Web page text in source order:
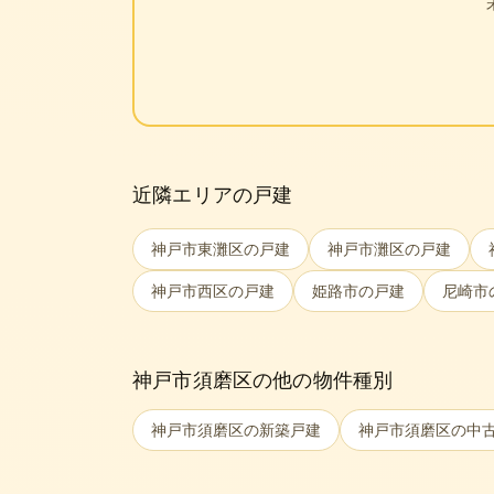
近隣エリアの戸建
神戸市東灘区の戸建 神戸市灘区の戸建
神戸市西区の戸建 姫路市の戸建 尼崎市
神戸市須磨区の他の物件種別
神戸市須磨区の新築戸建 神戸市須磨区の中